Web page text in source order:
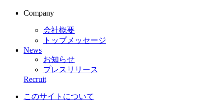
Company
会社概要
トップメッセージ
News
お知らせ
プレスリリース
Recruit
このサイトについて